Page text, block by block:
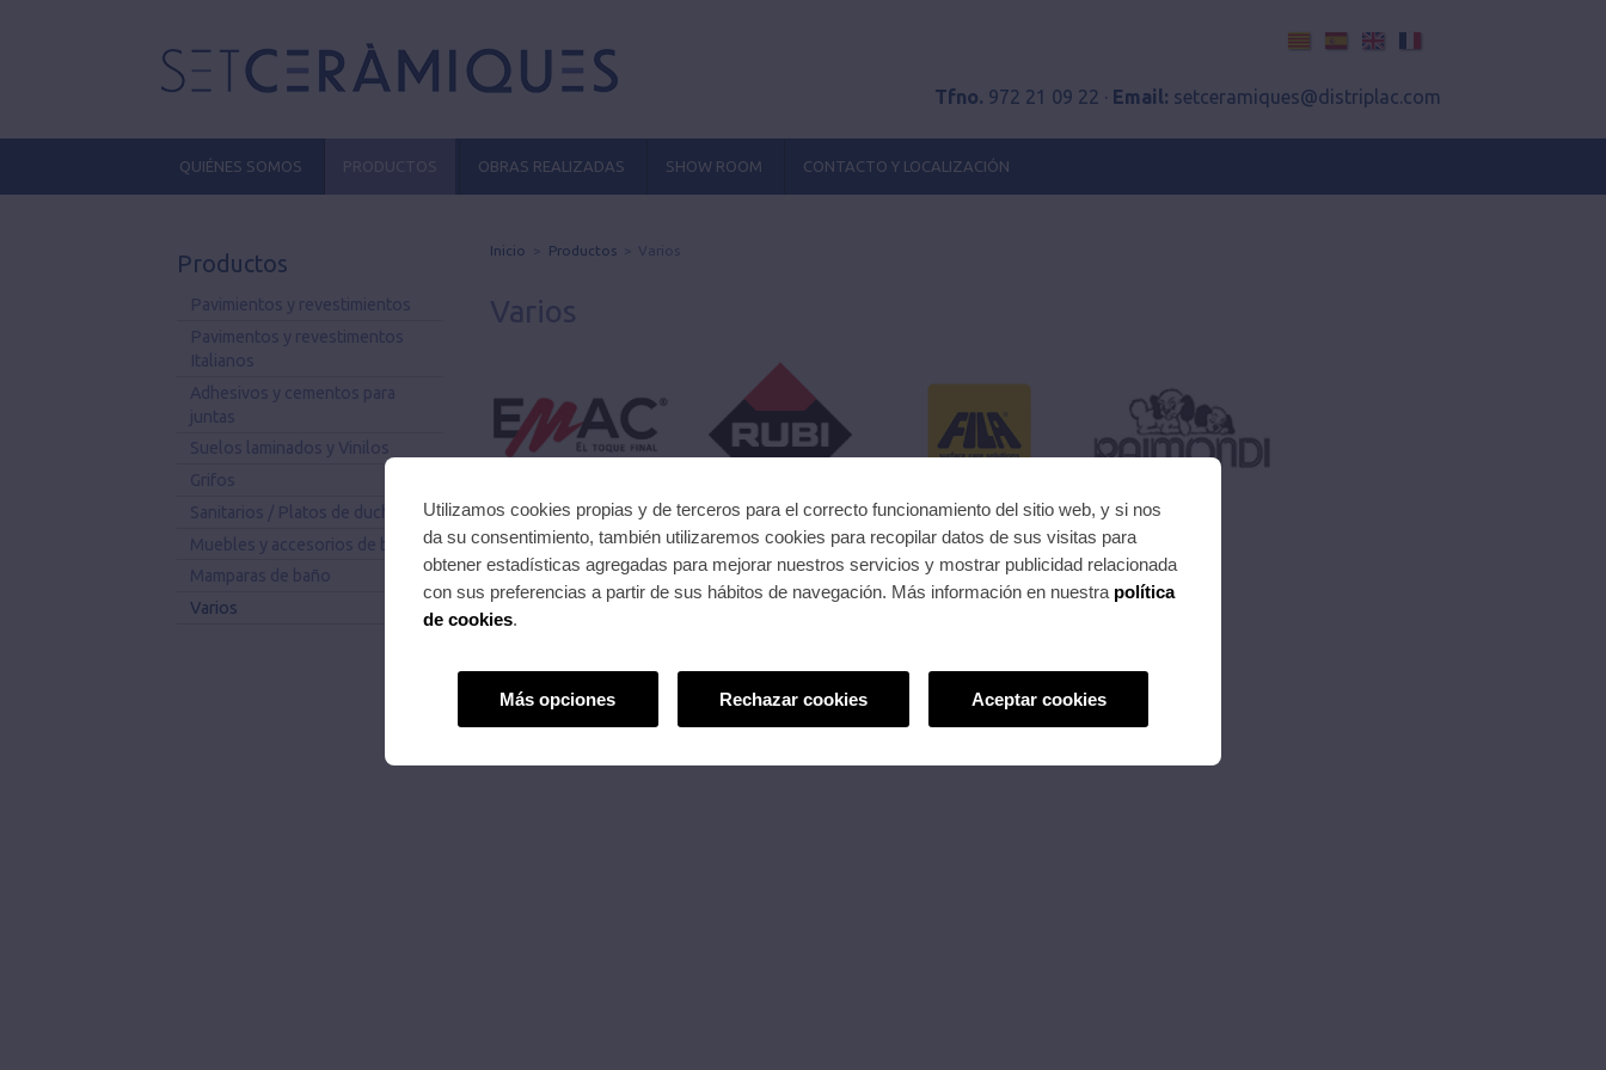
CatalàEspañolEnglishFrançais
Tfno. 972 21 09 22 · Email: setceramiques@distriplac.com
QUIÉNES SOMOS PRODUCTOS OBRAS REALIZADAS SHOW ROOM CONTACTO Y LOCALIZACIÓN
Productos
Pavimientos y revestimientos
Pavimentos y revestimentos
Italianos
Adhesivos y cementos para
juntas
Suelos laminados y Vinilos
Grifos
Sanitarios / Platos de ducha
Muebles y accesorios de baño
Mamparas de baño
Varios
Inicio Productos Varios
Varios
Utilizamos cookies propias y de terceros para el correcto funcionamiento del sitio web, y si nos
da su consentimiento, también utilizaremos cookies para recopilar datos de sus visitas para
obtener estadísticas agregadas para mejorar nuestros servicios y mostrar publicidad relacionada
con sus preferencias a partir de sus hábitos de navegación. Más información en nuestra política
de cookies.
Más opciones Rechazar cookies Aceptar cookies